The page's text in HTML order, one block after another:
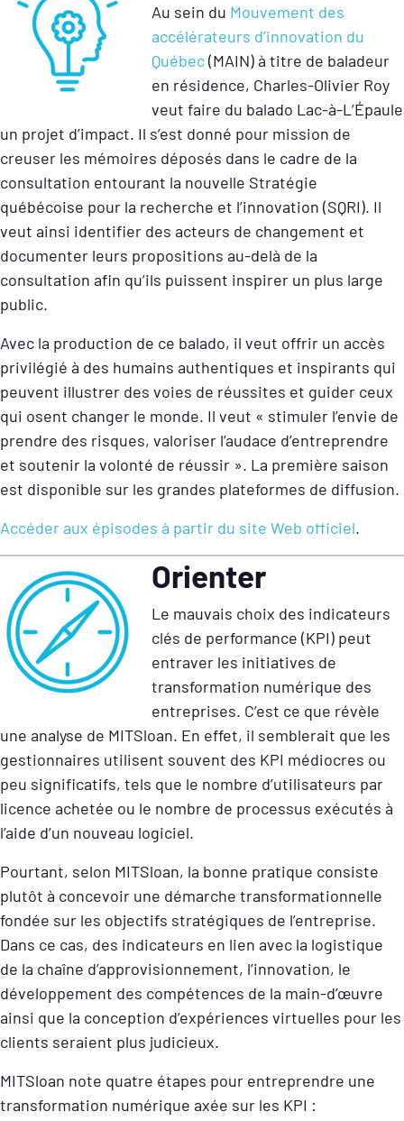
Au sein du Mouvement des
accélérateurs d’innovation du
Québec(MAIN) à titre de baladeur
en résidence, Charles-Olivier Roy
veut faire du balado Lac-à-L’Épaule
un projet d’impact. Il s’est donné pour mission de
creuser les mémoires déposés dans le cadre de la
consultation entourant la nouvelle Stratégie
québécoise pour la recherche et l’innovation (SQRI). Il
veut ainsi identifier des acteurs de changement et
documenter leurs propositions au-delà de la
consultation afin qu’ils puissent inspirer un plus large
public.
Avec la production de ce balado, il veut offrir un accès
privilégié à des humains authentiques et inspirants qui
peuvent illustrer des voies de réussites et guider ceux
qui osent changer le monde. Il veut « stimuler l’envie de
prendre des risques, valoriser l’audace d’entreprendre
et soutenir la volonté de réussir ». La première saison
est disponible sur les grandes plateformes de diffusion.
Accéder aux épisodes à partir du site Web officiel.
Orienter
Le mauvais choix des indicateurs
clés de performance (KPI) peut
entraver les initiatives de
transformation numérique des
entreprises. C’est ce que révèle
une analyse de MITSloan. En effet, il semblerait que les
gestionnaires utilisent souvent des KPI médiocres ou
peu significatifs, tels que le nombre d’utilisateurs par
licence achetée ou le nombre de processus exécutés à
l’aide d’un nouveau logiciel.
Pourtant, selon MITSloan, la bonne pratique consiste
plutôt à concevoir une démarche transformationnelle
fondée sur les objectifs stratégiques de l’entreprise.
Dans ce cas, des indicateurs en lien avec la logistique
de la chaîne d’approvisionnement, l’innovation, le
développement des compétences de la main-d’œuvre
ainsi que la conception d’expériences virtuelles pour les
clients seraient plus judicieux.
MITSloan note quatre étapes pour entreprendre une
transformation numérique axée sur les KPI :